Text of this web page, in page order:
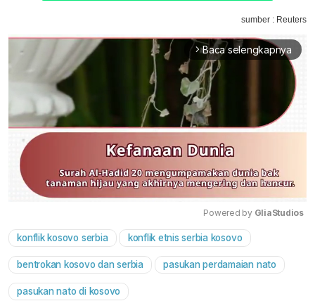
sumber : Reuters
arrow_forward_ios Baca selengkapnya
Powered by GliaStudios
konflik kosovo serbia konflik etnis serbia kosovo
bentrokan kosovo dan serbia pasukan perdamaian nato
pasukan nato di kosovo